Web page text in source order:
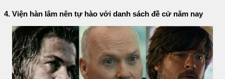
4. Viện hàn lâm nên tự hào với danh sách đề cử năm nay